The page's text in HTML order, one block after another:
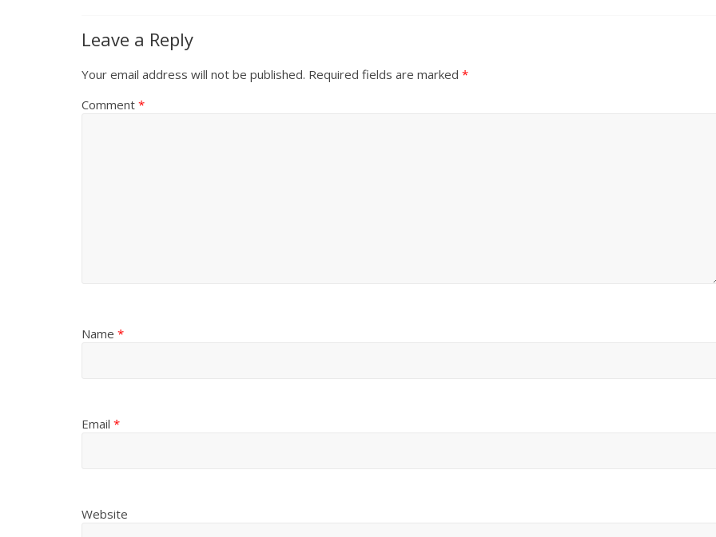
Leave a Reply
Your email address will not be published. Required fields are marked *
Comment *
Name *
Email *
Website
समाजवादी पार्टी ने किया महंगाई के
August 4, 2021 Editor All Rights 0